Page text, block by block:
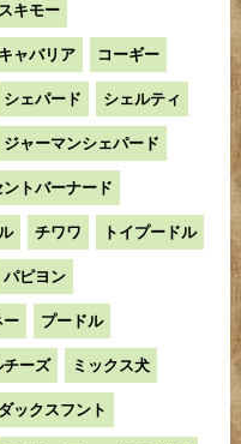
キモー
キャバリア コーギー
シェパード シェルティ
ジャーマンシェパード
ントバーナード
チワワ トイプードル
パピヨン
ー プードル
チーズ ミックス犬
ックスフント